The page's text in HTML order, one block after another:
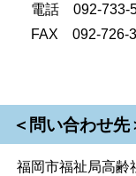
電話 092-733-
FAX 092-726-
＜問い合わせ先
福岡市福祉局高齢